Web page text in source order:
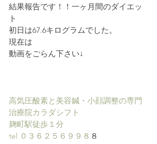
結果報告です！！一ヶ月間のダイエッ
ト
初日は67.6キログラムでした。
現在は
動画をごらん下さい↓
高気圧酸素と美容鍼・小顔調整の専門
治療院カラダシフト
麹町駅徒歩１ 分
tel ０３６２５６９９８ ８